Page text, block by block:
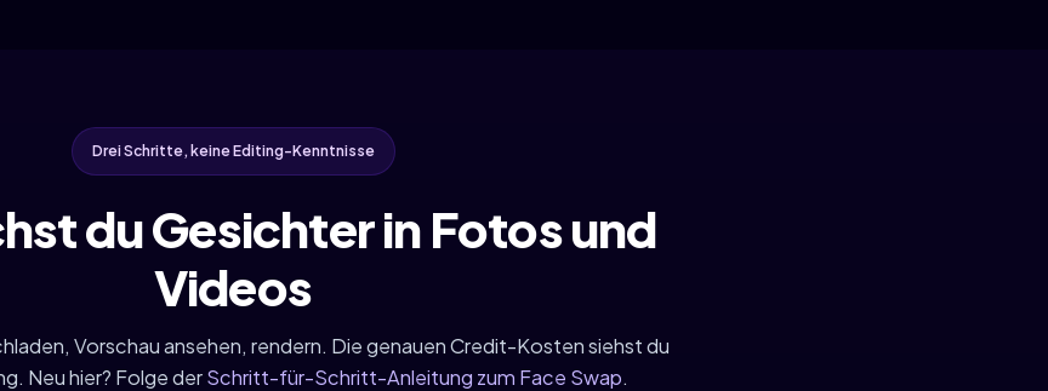
Drei Schritte, keine Editing-Kenntnisse
du Gesichter in Fotos und
Videos
Vorschau ansehen, rendern. Die genauen Credit-Kosten siehst du
Neu hier? Folge derSchritt-für-Schritt-Anleitung zum Face Swap.